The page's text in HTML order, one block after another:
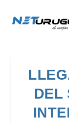
DEL